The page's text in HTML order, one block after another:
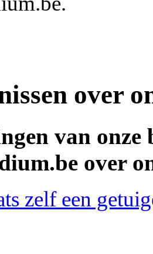
over
van onze
over
zelf een